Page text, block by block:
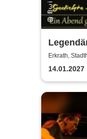
-
Erkrath,
14.01.2027